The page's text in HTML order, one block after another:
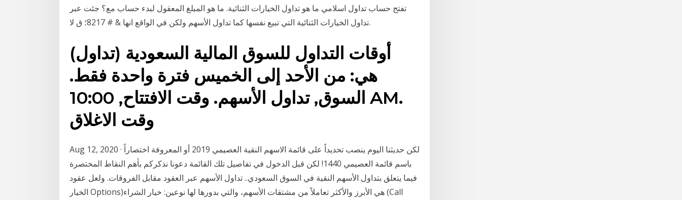
تفتح حساب تداول اسلامي ما هو تداول الخيارات الثنائية. ما هو المبلغ المعقول لبدء حساب مع؟ جئت عبر
تداول الخيارات الثنائية التي تبيع نفسها كما تداول الأسهم ولكن في الواقع انها & # 8217؛ ق لا.
أوقات التداول للسوق المالية السعودية (تداول)
هي: من الأحد إلى الخميس فترة واحدة فقط.
السوق, تداول الأسهم. وقت الافتتاح, 10:00 AM.
Aug 12, 2020 · لكن حديثنا اليوم ينصب تحديداً على قائمة الاسهم النقية العصيمي 2019 أو المعروفة اختصاراً
باسم قائمة العصيمي 1440! لكن قبل الدخول في تفاصيل تلك القائمة دعونا نذكركم بأهم النقاط المختصرة
فيما يتعلق بتداول الأسهم النقية في السوق السعودي.. تداول الأسهم عبر العقود مقابل الفروقات. ولعل عقود
الخيار Options)هي الأبرز والأكثر تعاملاً من مشتقات الأسهم، والتي بدورها لها نوعين: خيار الشراء (Call